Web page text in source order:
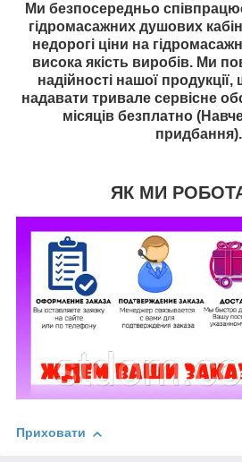
Ми безпосередньо
гідромасажних душових
недорогі ціни на
висока якість виробів. Ми
надійності нашої
надавати тривале сервісне
місяців безплатно
придбання).
ЯК МИ
Приховати